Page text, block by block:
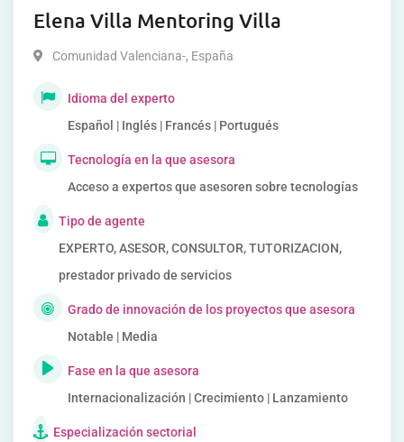
Elena Villa Mentoring Villa
Comunidad Valenciana-, España
Idioma del experto
Español | Inglés | Francés | Portugués
Tecnología en la que asesora
Acceso a expertos que asesoren sobre tecnologías
Tipo de agente
EXPERTO, ASESOR, CONSULTOR, TUTORIZACION,
prestador privado de servicios
Grado de innovación de los proyectos que asesora
Notable | Media
Fase en la que asesora
Internacionalización | Crecimiento | Lanzamiento
Especialización sectorial